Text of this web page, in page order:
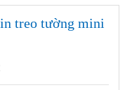
treo tường mini